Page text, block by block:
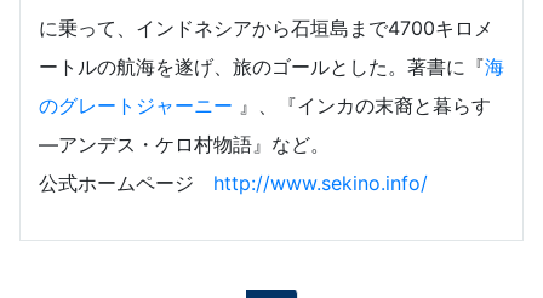
に乗って、インドネシアから石垣島まで4700キロメ
ートルの航海を遂げ、旅のゴールとした。著書に『海
のグレートジャーニー 』、『インカの末裔と暮らす
—アンデス・ケロ村物語』など。
公式ホームページ http://www.sekino.info/